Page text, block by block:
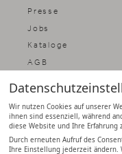
Wir nutzen Cookies auf unserer
ihnen sind essenziell, während
diese Website und Ihre Erfahrung
Durch erneuten Aufruf des
Ihre Einstellung jederzeit ändern.
Presse
Jobs
Kataloge
AGB
Datenschutz
Naturhotel